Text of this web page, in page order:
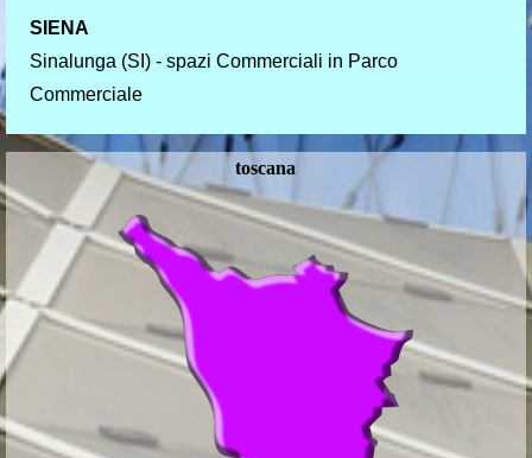
SIENA
Sinalunga (SI) - spazi Commerciali in Parco
Commerciale
toscana